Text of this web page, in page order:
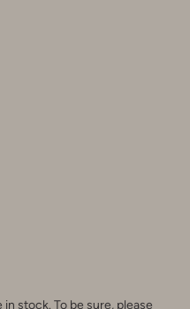
stock. To be sure, please